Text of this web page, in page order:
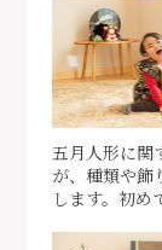
五月人形に関
が、種類や飾
します。初